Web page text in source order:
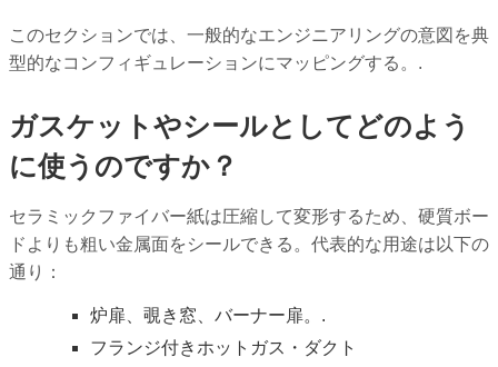
このセクションでは、一般的なエンジニアリングの意図を典
型的なコンフィギュレーションにマッピングする。.
ガスケットやシールとしてどのよう
に使うのですか？
セラミックファイバー紙は圧縮して変形するため、硬質ボー
ドよりも粗い金属面をシールできる。代表的な用途は以下の
通り：
炉扉、覗き窓、バーナー扉。.
フランジ付きホットガス・ダクト